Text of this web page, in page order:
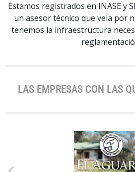
Estamos registrados en INASE y
un asesor técnico que vela por
tenemos la infraestructura
LAS EMPRESAS CON LAS